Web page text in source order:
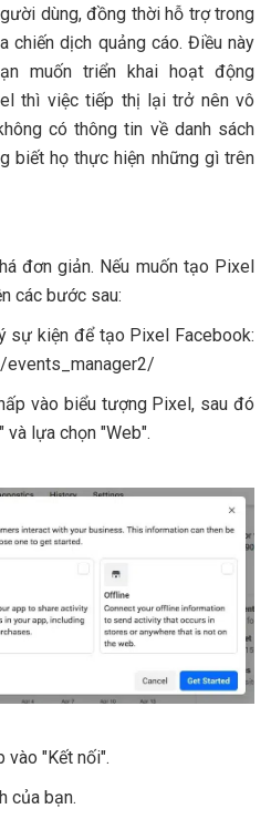
dùng, đồng thời hỗ trợ trong
chiến dịch quảng cáo. Điều này
muốn triển khai hoạt động
thì việc tiếp thị lại trở nên vô
có thông tin về danh sách
biết họ thực hiện những gì trên
đơn giản. Nếu muốn tạo Pixel
các bước sau:
sự kiện để tạo Pixel Facebook:
vào biểu tượng Pixel, sau đó
và lựa chọn "Web".
vào "Kết nối".
của bạn.